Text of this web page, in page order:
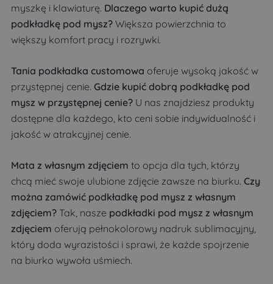
myszkę i klawiaturę. Dlaczego warto kupić dużą
podkładkę pod mysz? Większa powierzchnia to
większy komfort pracy i rozrywki.
Tania podkładka customowa oferuje wysoką jakość w
przystępnej cenie. Gdzie kupić dobrą podkładkę pod
mysz w przystępnej cenie? U nas znajdziesz produkty
dostępne dla każdego, kto ceni sobie indywidualność i
jakość w atrakcyjnej cenie.
Mata z własnym zdjęciem to opcja dla tych, którzy
chcą mieć swoje ulubione zdjęcie zawsze na biurku. Czy
można zamówić podkładkę pod mysz z własnym
zdjęciem? Tak, nasze podkładki pod mysz z własnym
zdjęciem oferują pełnokolorowy nadruk sublimacyjny,
który doda wyrazistości i sprawi, że każde spojrzenie
na biurko wywoła uśmiech.